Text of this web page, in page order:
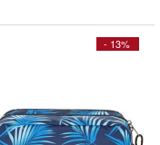
- 13%